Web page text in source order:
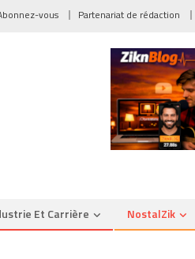
vous Partenariat de rédaction
Et Carrière NostalZik